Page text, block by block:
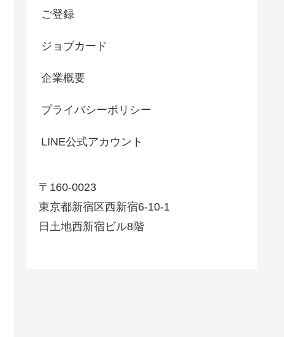
ご登録
ジョブカード
企業概要
プライバシーポリシー
LINE公式アカウント
〒160-0023
東京都新宿区西新宿6-10-1
日土地西新宿ビル8階